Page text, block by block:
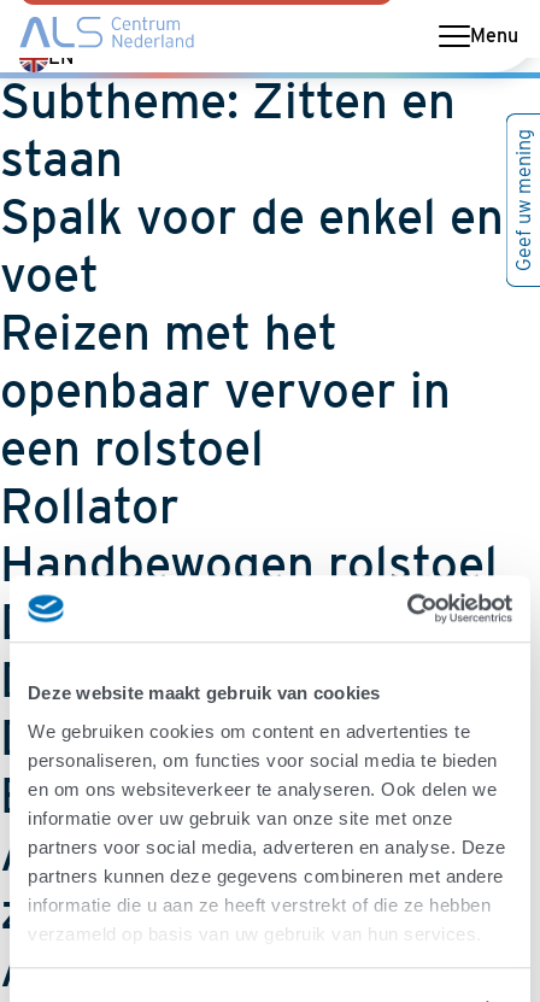
Deze website maakt gebruik van cookies
We gebruiken cookies om content en advertenties te
personaliseren, om functies voor social media te bieden
en om ons websiteverkeer te analyseren. Ook delen we
informatie over uw gebruik van onze site met onze
partners voor social media, adverteren en analyse. Deze
partners kunnen deze gegevens combineren met andere
informatie die u aan ze heeft verstrekt of die ze hebben
verzameld op basis van uw gebruik van hun services.
Menu
EN
Switch
language
to
English
Subtheme: Zitten en
staan
Spalk voor de enkel en
voet
Reizen met het
openbaar vervoer in
een rolstoel
Rollator
Handbewogen rolstoel
Douche/toiletstoel
De trippelstoel
Doorliggen (Decubitus)
Buikband
Advisering werk- en
zithoudingen
Aangepaste stoel of
Geef uw mening